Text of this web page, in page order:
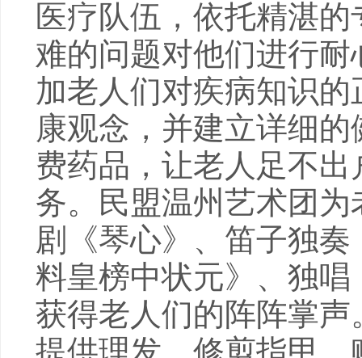
医疗队伍，依托精湛
难的问题对他们进行
加老人们对疾病知识
康观念，并建立详细
费药品，让老人足不
务。民盟温州艺术团
剧《琴心》、笛子独
料皇榜中状元》、独
获得老人们的阵阵掌